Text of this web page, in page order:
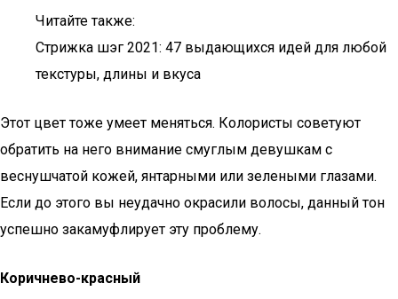
Читайте также:
Стрижка шэг 2021: 47 выдающихся идей для любой
текстуры, длины и вкуса
Этот цвет тоже умеет меняться. Колористы советуют
обратить на него внимание смуглым девушкам с
веснушчатой кожей, янтарными или зелеными глазами.
Если до этого вы неудачно окрасили волосы, данный тон
успешно закамуфлирует эту проблему.
Коричнево-красный